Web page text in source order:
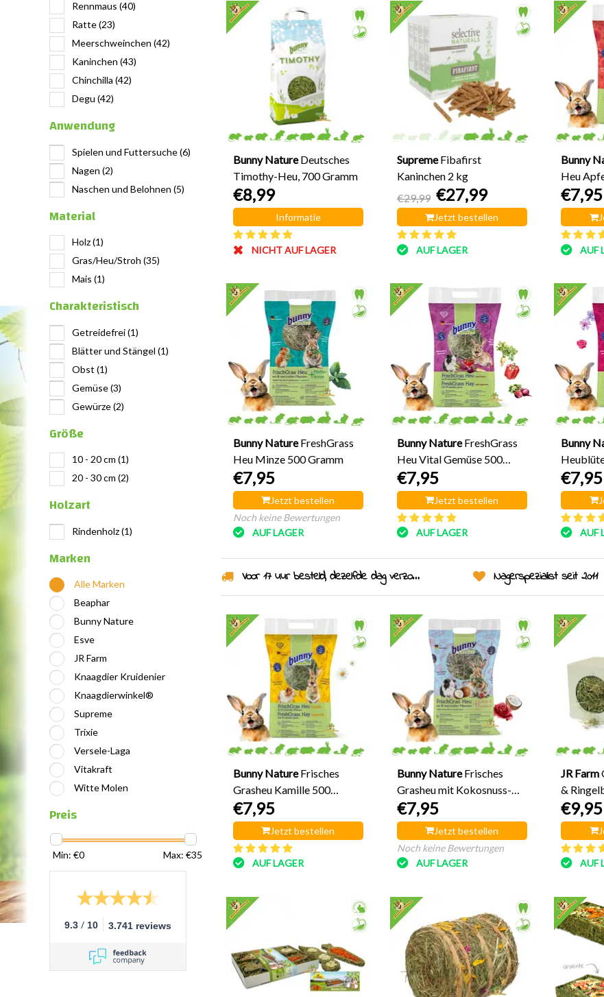
Rennmaus (40)
Ratte(23)
Meerschweinchen (42)
Kaninchen (43)
Chinchilla (42)
Degu (42)
Anwendung
Spielen und Futtersuche(6)
Nagen (2)
Naschen und Belohnen (5)
Material
Holz(1)
Gras/Heu/Stroh (35)
Mais (1)
Charakteristisch
Getreidefrei(1)
Blätter und Stängel (1)
Obst (1)
Gemüse(3)
Gewürze(2)
Größe
10 - 20 cm (1)
20 - 30 cm (2)
Holzart
Rindenholz(1)
Marken
Alle Marken
Beaphar
Bunny Nature
Esve
JR Farm
Knaagdier Kruidenier
Knaagdierwinkel®
Supreme
Trixie
Versele-Laga
Vitakraft
Witte Molen
Preis
Min: €0 Max: €35
9.3 / 10 3.741 reviews
Bunny Nature Deutsches
Timothy-Heu, 700 Gramm
€8,99
Informatie
NICHT AUF LAGER
Supreme Fibafirst
Kaninchen 2 kg
€29,99 €27,99
Jetzt bestellen
AUF LAGER
Bunny
Heu
€7,95
AUF
Bunny Nature FreshGrass
Heu Minze 500 Gramm
€7,95
Jetzt bestellen
Noch keine Bewertungen
AUF LAGER
Bunny Nature FreshGrass
Heu Vital Gemüse 500
Gramm
€7,95
Jetzt bestellen
AUF LAGER
Bunny
€7,95
AUF
Voor 17 uur besteld, dezelfde dag verzonden! Nagerspezialist seit 2011
Bunny Nature Frisches
Grasheu Kamille 500
Gramm
€7,95
Jetzt bestellen
AUF LAGER
Bunny Nature Frisches
Grasheu mit Kokosnuss-
und Rosenduft, 500 Gramm
€7,95
Jetzt bestellen
Noch keine Bewertungen
AUF LAGER
JR Farm
&
€9,95
AUF